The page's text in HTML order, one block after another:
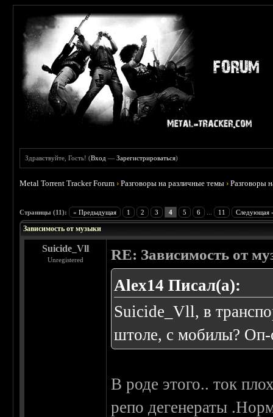
Здравствуйте, Гость! (Вход —Зарегистрироваться)
Metal Torrent Tracker Forum ›Разговоры на различные темы ›Разговоры
Страницы (11): « Предыдущая 1 2 3 4 5 6 11 Следующая
Зависимость от музыки
Suicide_Vll
Unregistered RE: Зависимость от
Alex14 Писал(а):
Suicide_Vll, в
штоле, с мобилы? Оп-
В роде этого.. ток
репо дегенераты